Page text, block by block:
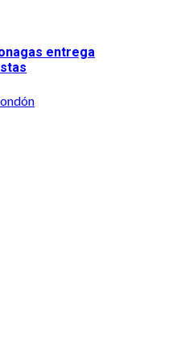
entrega